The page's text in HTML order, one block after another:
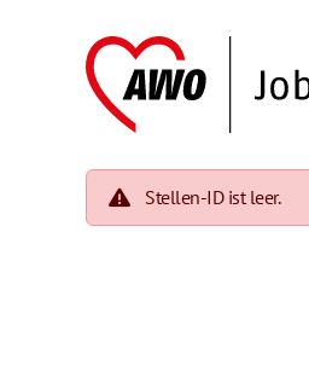
Stellen-ID ist leer.